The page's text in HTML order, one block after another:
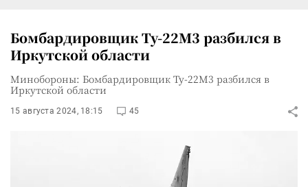
Бомбардировщик Ту-22М3 разбился в
Иркутской области
Минобороны: Бомбардировщик Ту-22М3 разбился в
Иркутской области
15 августа 2024, 18:15 45